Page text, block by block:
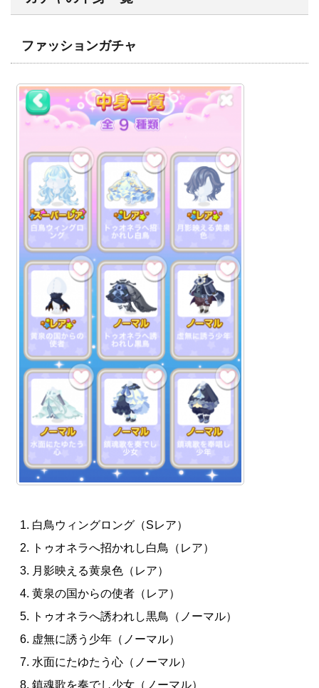
ファッションガチャ
白鳥ウィングロング（Sレア）
トゥオネラへ招かれし白鳥（レア）
月影映える黄泉色（レア）
黄泉の国からの使者（レア）
トゥオネラへ誘われし黒鳥（ノーマル）
虚無に誘う少年（ノーマル）
水面にたゆたう心（ノーマル）
鎮魂歌を奏でし少女（ノーマル）